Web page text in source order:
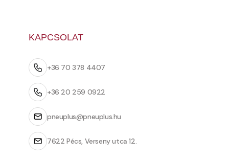
KAPCSOLAT
+36 70 378 4407
+36 20 259 0922
pneuplus@pneuplus.hu
7622 Pécs, Verseny utca 12.